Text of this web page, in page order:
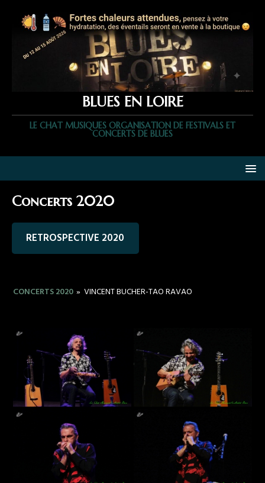
BLUES EN LOIRE
LE CHAT MUSIQUES ORGANISATION DE FESTIVALS ET
CONCERTS DE BLUES
Concerts 2020
RETROSPECTIVE 2020
CONCERTS 2020 » VINCENT BUCHER-TAO RAVAO